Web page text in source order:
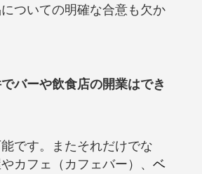
ついての明確な合意も欠か
バーや飲食店の開業はでき
です。またそれだけでな
カフェ（カフェバー）、 ベ